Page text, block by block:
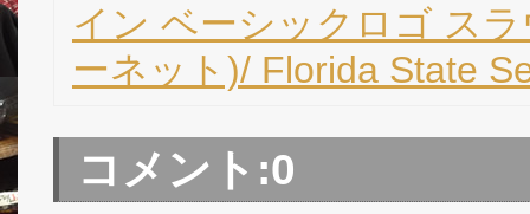
イン ベーシックロゴ ス
ーネット)/ Florida State
コメント:0